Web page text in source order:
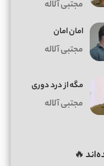
مجتبی آلاله
امان امان
مجتبی آلاله
مگه از درد دوری
مجتبی آلاله
🔥